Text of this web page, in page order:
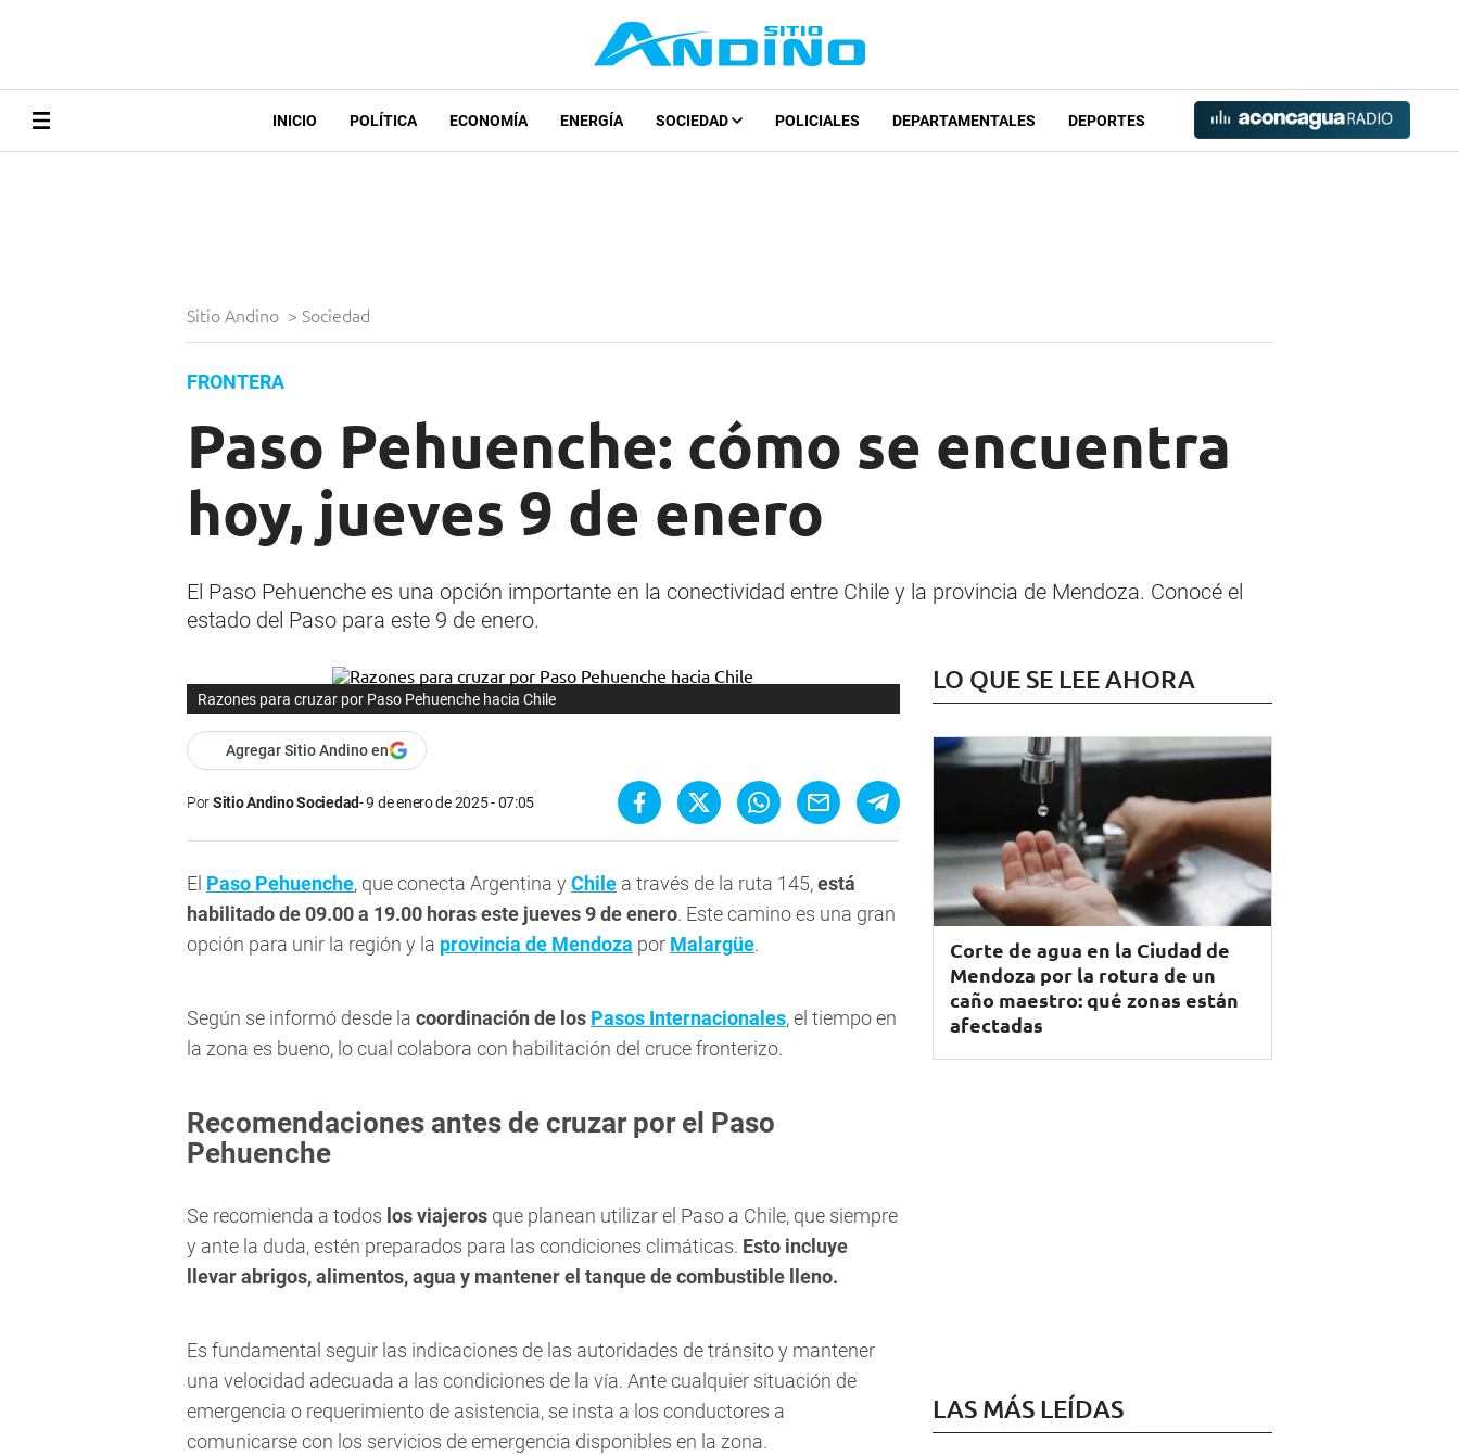
INICIO POLÍTICA ECONOMÍA ENERGÍA SOCIEDAD POLICIALES DEPARTAMENTALES DEPORTES
Sitio Andino > Sociedad
FRONTERA
Paso Pehuenche: cómo se encuentra
hoy, jueves 9 de enero
El Paso Pehuenche es una opción importante en la conectividad entre Chile y la provincia de Mendoza. Conocé el
estado del Paso para este 9 de enero.
Razones para cruzar por Paso Pehuenche hacia Chile
Agregar Sitio Andino en
PorSitio Andino Sociedad 9 de enero de 2025 - 07:05
El Paso Pehuenche, que conecta Argentina y Chile a través de la ruta 145,está
habilitado de 09.00 a 19.00 horas este jueves 9 de enero. Este camino es una gran
opción para unir la región y la provincia de Mendoza por Malargüe.
Según se informó desde la coordinación de los Pasos Internacionales, el tiempo en
la zona es bueno, lo cual colabora con habilitación del cruce fronterizo.
Recomendaciones antes de cruzar por el Paso
Pehuenche
Se recomienda a todos los viajeros que planean utilizar el Paso a Chile, que siempre
y ante la duda, estén preparados para las condiciones climáticas. Esto incluye
llevar abrigos, alimentos, agua y mantener el tanque de combustible lleno.
Es fundamental seguir las indicaciones de las autoridades de tránsito y mantener
una velocidad adecuada a las condiciones de la vía. Ante cualquier situación de
emergencia o requerimiento de asistencia, se insta a los conductores a
comunicarse con los servicios de emergencia disponibles en la zona.
LO QUE SE LEE AHORA
Corte de agua en la Ciudad de
Mendoza por la rotura de un
caño maestro: qué zonas están
afectadas
LAS MÁS LEÍDAS